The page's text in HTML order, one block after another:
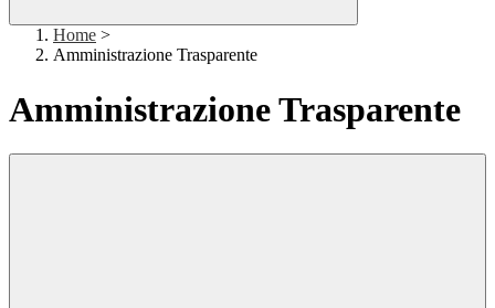
Home >
Amministrazione Trasparente
Amministrazione Trasparente